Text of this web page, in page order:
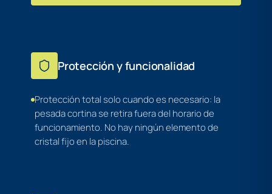
Protección y funcionalidad
Protección total solo cuando es necesario: la
pesada cortina se retira fuera del horario de
funcionamiento. No hay ningún elemento de
cristal fijo en la piscina.